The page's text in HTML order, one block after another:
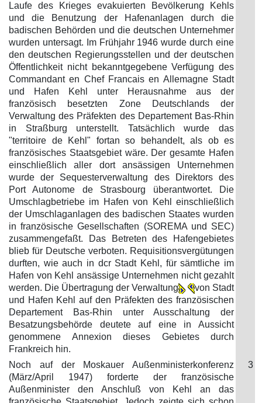
Laufe des Krieges evakuierten Bevölkerung Kehls
und die Benutzung der Hafenanlagen durch die
badischen Behörden und die deutschen Unternehmer
wurden untersagt. Im Frühjahr 1946 wurde durch eine
den deutschen Regierungsstellen und der deutschen
Öffentlichkeit nicht bekanntgegebene Verfügung des
Commandant en Chef Francais en Allemagne Stadt
und Hafen Kehl unter Herausnahme aus der
französisch besetzten Zone Deutschlands der
Verwaltung des Präfekten des Departement Bas-Rhin
in Straßburg unterstellt. Tatsächlich wurde das
"territoire de Kehl" fortan so behandelt, als ob es
französisches Staatsgebiet wäre. Der gesamte Hafen
einschließlich aller dort ansässigen Unternehmen
wurde der Sequesterverwaltung des Direktors des
Port Autonome de Strasbourg überantwortet. Die
Umschlagbetriebe im Hafen von Kehl einschließlich
der Umschlaganlagen des badischen Staates wurden
in französische Gesellschaften (SOREMA und SEC)
zusammengefaßt. Das Betreten des Hafengebietes
blieb für Deutsche verboten. Requisitionsvergütungen
durften, wie auch in dcr Stadt Kehl, für sämtliche im
Hafen von Kehl ansässige Unternehmen nicht gezahlt
werden. Die Übertragung der Verwaltung
von Stadt
und Hafen Kehl auf den Präfekten des französischen
Departement Bas-Rhin unter Ausschaltung der
Besatzungsbehörde deutete auf eine in Aussicht
genommene Annexion dieses Gebietes durch
Frankreich hin.
Noch auf der Moskauer Außenministerkonferenz
(März/April 1947) forderte der französische
Außenminister den Anschluß von Kehl an das
3